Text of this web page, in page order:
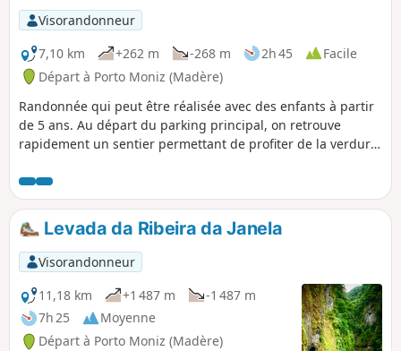
Visorandonneur
7,10 km
+262 m -268 m 2h 45
Facile
Départ à Porto Moniz (Madère)
Randonnée qui peut être réalisée avec des enfants à partir
de 5 ans. Au départ du parking principal, on retrouve
rapidement un sentier permettant de profiter de la verdure
ensuite le PR®13 jusqu'au point de vue de Fio. Retour
ensuite par un nouveau sentier jusqu'à l'esplanade de
Fanal? qui offre un regroupement d'arbres magnifiques
permettant de réaliser des clichés superbes. Le chemin
continu vers une marre que l'on entend de loin avec les
grenouilles. Pour finir, passage devant un 2e point d'eau,
parfois asséché, avant de retrouver la voiture. Aucune
difficultés. L'humidité est présente car la randonnée est au
milieu des nuages, mais cela reste raisonnable.
Levada da Ribeira da Janela
Visorandonneur
11,18 km
+1 487 m
-1 487 m
7h 25
Moyenne
Départ à Porto Moniz (Madère)